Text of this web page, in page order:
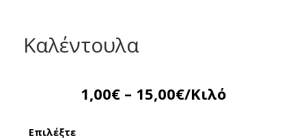
Καλέντουλα
1,00€ – 15,00€/Κιλό
Επιλέξτε